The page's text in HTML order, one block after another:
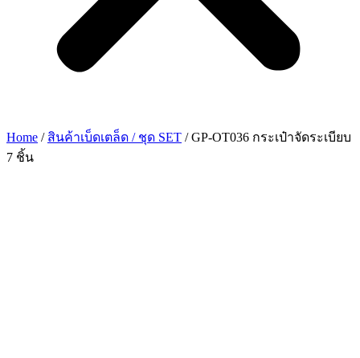
Home / สินค้าเบ็ดเตล็ด / ชุด SET / GP-OT036 กระเป๋าจัดระเบียบ
7 ชิ้น